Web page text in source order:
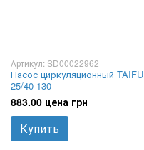
Артикул: SD00022962
Насос циркуляционный TAIFU
25/40-130
883.00 цена грн
Купить